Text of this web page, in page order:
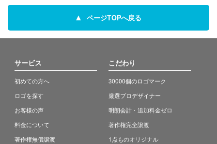
ページTOPへ戻る
サービス
初めての方へ
ロゴを探す
お客様の声
料金について
著作権無償譲渡
こだわり
30000個のロゴマーク
厳選プロデザイナー
明朗会計・追加料金ゼロ
著作権完全譲渡
1点ものオリジナル